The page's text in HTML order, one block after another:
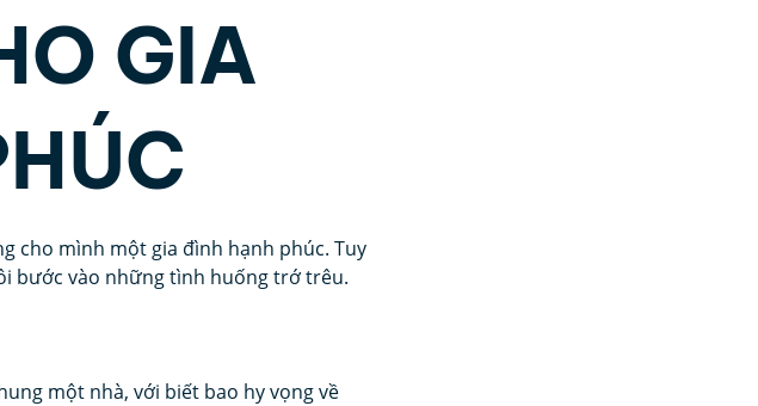
Nghiệp Hôn nhân và Dạy con
Trần Việt Quân
GIA
cho mình một gia đình hạnh phúc. Tuy
bước vào những tình huống trớ trêu.
một nhà, với biết bao hy vọng về